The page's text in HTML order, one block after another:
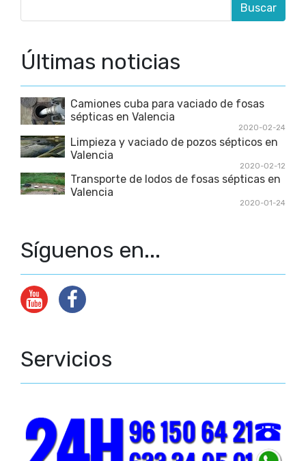
Últimas noticias
Camiones cuba para vaciado de fosas
sépticas en Valencia
2020-02-24
Limpieza y vaciado de pozos sépticos en
Valencia
2020-02-12
Transporte de lodos de fosas sépticas en
Valencia
2020-01-24
Síguenos en...
Servicios